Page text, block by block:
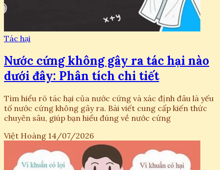
Tác hại
Nước cứng không gây ra tác hại nào
dưới đây: Phân tích chi tiết
Tìm hiểu rõ tác hại của nước cứng và xác định đâu là yếu
tố nước cứng không gây ra. Bài viết cung cấp kiến thức
chuyên sâu, giúp bạn hiểu đúng về nước cứng
Việt Hoàng 14/07/2026